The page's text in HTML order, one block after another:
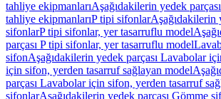
tahliye ekipmanlarıAşağıdakilerin yedek
tahliye ekipmanlarıP tipi sifonlarAşağıdakilerin
sifonlarP tipi sifonlar, yer tasarruflu model
parçası P tipi sifonlar, yer tasarruflu model
sifonAşağıdakilerin yedek parçası Lavabolar
için sifon, yerden tasarruf sağlayan model
parçası Lavabolar için sifon, yerden tasarruf
sifonlarAşağıdakilerin yedek parçası Gömme